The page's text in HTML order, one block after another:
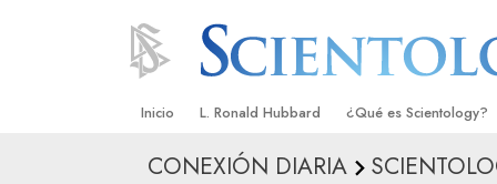
Inicio L. Ronald Hubbard ¿Qué es Scientology?
Creencias y Prácticas
CONEXIÓN DIARIA